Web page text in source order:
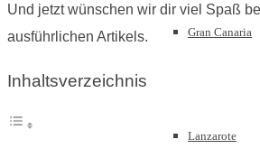
Gran Canaria
Lanzarote
Und jetzt wünschen wir dir viel Spaß
ausführlichen Artikels.
Inhaltsverzeichnis